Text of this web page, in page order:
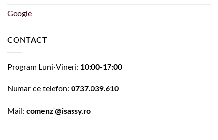
Google
CONTACT
Program Luni-Vineri: 10:00-17:00
Numar de telefon: 0737.039.610
Mail: comenzi@isassy.ro